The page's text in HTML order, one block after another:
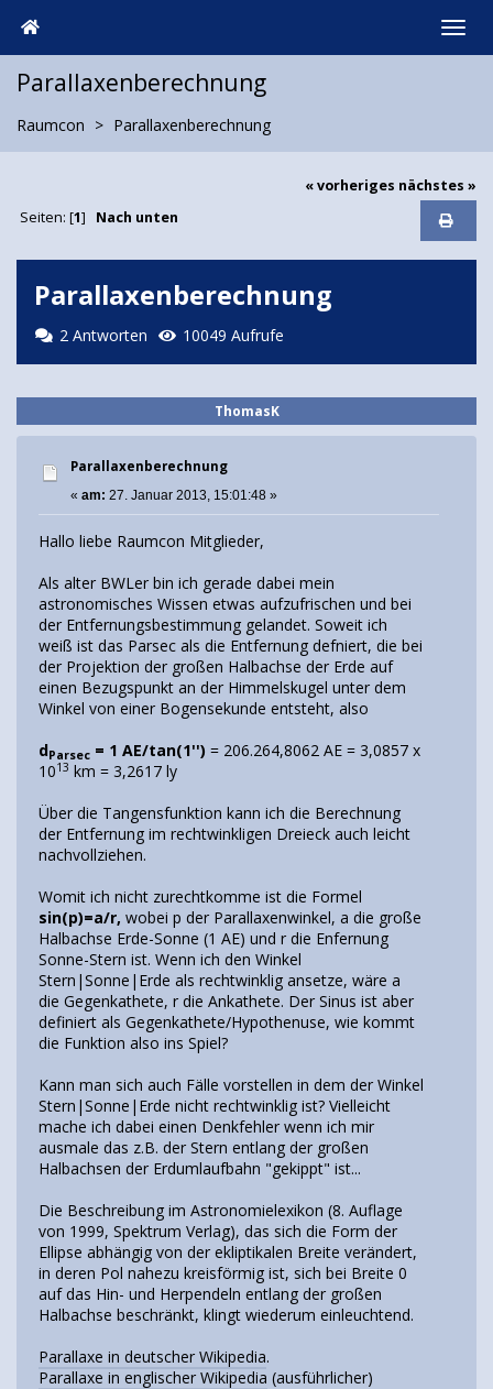
Parallaxenberechnung
Raumcon Parallaxenberechnung
« vorheriges nächstes »
Seiten: [1] Nach unten
Parallaxenberechnung
2 Antworten 10049 Aufrufe
ThomasK
Parallaxenberechnung
« am: 27. Januar 2013, 15:01:48 »
Hallo liebe Raumcon Mitglieder,
Als alter BWLer bin ich gerade dabei mein
astronomisches Wissen etwas aufzufrischen und bei
der Entfernungsbestimmung gelandet. Soweit ich
weiß ist das Parsec als die Entfernung defniert, die bei
der Projektion der großen Halbachse der Erde auf
einen Bezugspunkt an der Himmelskugel unter dem
Winkel von einer Bogensekunde entsteht, also
dParsec = 1 AE/tan(1'') = 206.264,8062 AE = 3,0857 x
1013 km = 3,2617 ly
Über die Tangensfunktion kann ich die Berechnung
der Entfernung im rechtwinkligen Dreieck auch leicht
nachvollziehen.
Womit ich nicht zurechtkomme ist die Formel
sin(p)=a/r, wobei p der Parallaxenwinkel, a die große
Halbachse Erde-Sonne (1 AE) und r die Enfernung
Sonne-Stern ist. Wenn ich den Winkel
Stern|Sonne|Erde als rechtwinklig ansetze, wäre a
die Gegenkathete, r die Ankathete. Der Sinus ist aber
definiert als Gegenkathete/Hypothenuse, wie kommt
die Funktion also ins Spiel?
Kann man sich auch Fälle vorstellen in dem der Winkel
Stern|Sonne|Erde nicht rechtwinklig ist? Vielleicht
mache ich dabei einen Denkfehler wenn ich mir
ausmale das z.B. der Stern entlang der großen
Halbachsen der Erdumlaufbahn "gekippt" ist...
Die Beschreibung im Astronomielexikon (8. Auflage
von 1999, Spektrum Verlag), das sich die Form der
Ellipse abhängig von der ekliptikalen Breite verändert,
in deren Pol nahezu kreisförmig ist, sich bei Breite 0
auf das Hin- und Herpendeln entlang der großen
Halbachse beschränkt, klingt wiederum einleuchtend.
Parallaxe in deutscher Wikipedia.
Parallaxe in englischer Wikipedia (ausführlicher)